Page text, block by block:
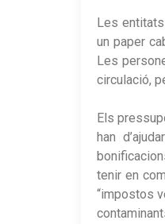
Les
un paper
Les
circulació,
Els
han
tenir en
“impostos